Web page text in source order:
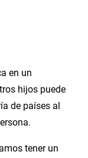
en un
hijos puede
de países al
tener un